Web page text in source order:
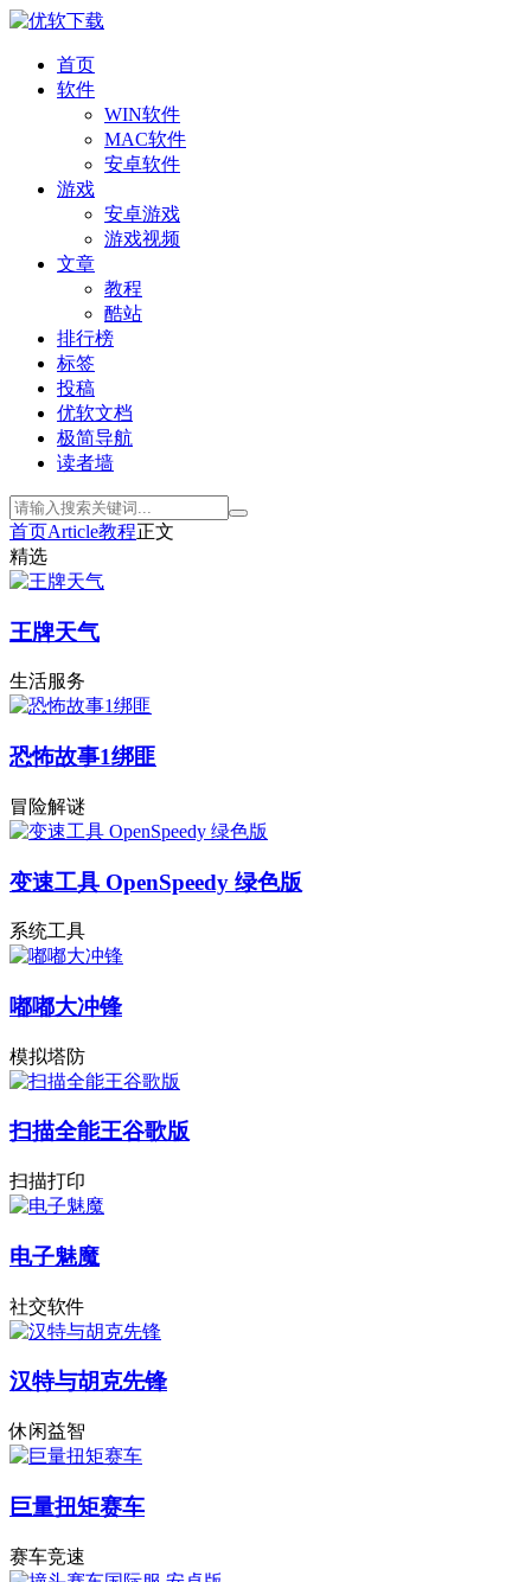
首页
软件
WIN软件
MAC软件
安卓软件
游戏
安卓游戏
游戏视频
文章
教程
酷站
排行榜
标签
投稿
优软文档
极简导航
读者墙
首页Article教程正文
精选
王牌天气
生活服务
恐怖故事1绑匪
冒险解谜
变速工具 OpenSpeedy 绿色版
系统工具
嘟嘟大冲锋
模拟塔防
扫描全能王谷歌版
扫描打印
电子魅魔
社交软件
汉特与胡克先锋
休闲益智
巨量扭矩赛车
赛车竞速